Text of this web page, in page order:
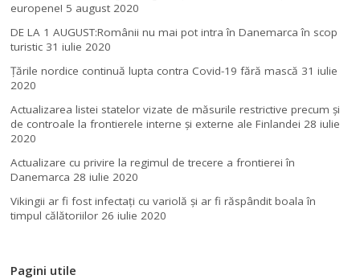
europene! 5 august 2020
DE LA 1 AUGUST:Românii nu mai pot intra în Danemarca în scop
turistic 31 iulie 2020
Țările nordice continuă lupta contra Covid-19 fără mască 31 iulie
2020
Actualizarea listei statelor vizate de măsurile restrictive precum și
de controale la frontierele interne și externe ale Finlandei 28 iulie
2020
Actualizare cu privire la regimul de trecere a frontierei în
Danemarca 28 iulie 2020
Vikingii ar fi fost infectaţi cu variolă şi ar fi răspândit boala în
timpul călătoriilor 26 iulie 2020
Pagini utile